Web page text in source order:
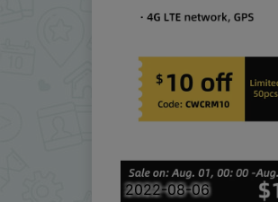
2022-08-06